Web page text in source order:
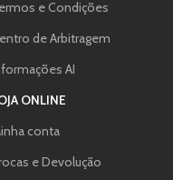
e Condições
de Arbitragem
AI
ONLINE
conta
e Devolução